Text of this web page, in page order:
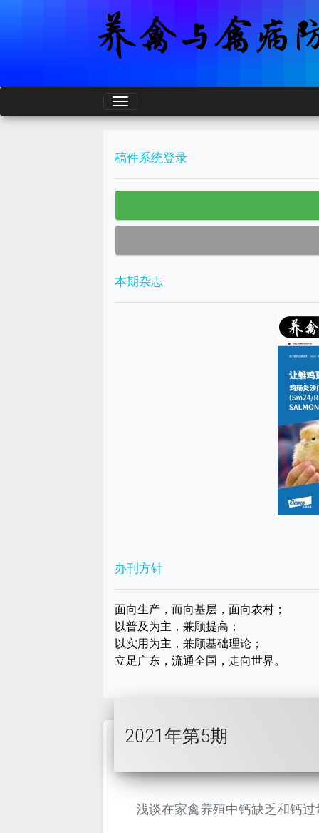
稿件系统登录
本期杂志
办刊方针
面向生产，而向基层，面向农村；
以普及为主，兼顾提高；
以实用为主，兼顾基础理论；
立足广东，流通全国，走向世界。
2021年第5期
浅谈在家禽养殖中钙缺乏和钙过